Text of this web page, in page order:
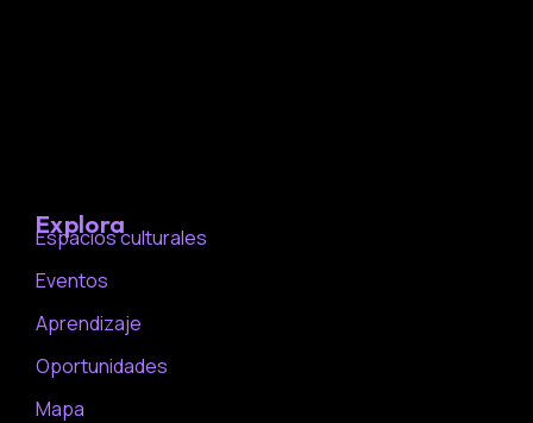
Explora
Espacios culturales
Eventos
Aprendizaje
Oportunidades
Mapa